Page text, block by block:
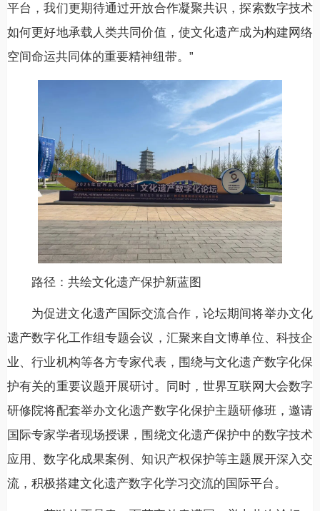
平台，我们更期待通过开放合作凝聚共识，探索数字技术
如何更好地承载人类共同价值，使文化遗产成为构建网络
空间命运共同体的重要精神纽带。”
路径：共绘文化遗产保护新蓝图
为促进文化遗产国际交流合作，论坛期间将举办文化
遗产数字化工作组专题会议，汇聚来自文博单位、科技企
业、行业机构等各方专家代表，围绕与文化遗产数字化保
护有关的重要议题开展研讨。同时，世界互联网大会数字
研修院将配套举办文化遗产数字化保护主题研修班，邀请
国际专家学者现场授课，围绕文化遗产保护中的数字技术
应用、数字化成果案例、知识产权保护等主题展开深入交
流，积极搭建文化遗产数字化学习交流的国际平台。